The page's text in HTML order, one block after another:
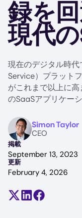
録を
現代
現在のデジタル時
Service）プラット
がこれまで以上に
のSaaSアプリケー
ImageSimon Taylor
CEO
掲載
September 13, 2023
更新
February 4, 2026
Share on X
Share onShare on